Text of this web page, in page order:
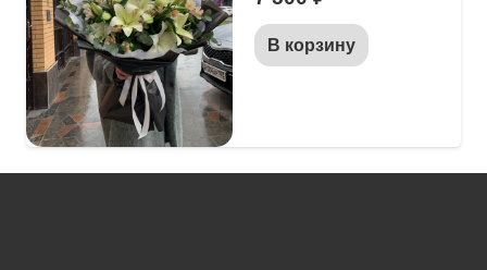
В корзину